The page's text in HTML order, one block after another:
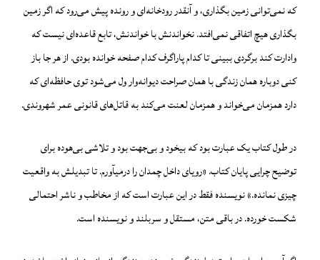
که نمی‌توانی زمین بگذاری، و آنقدر رودخانه‌ای و رونده پیش می‌رود که اگر زمین
بگذاری هیچ اتفاقی نمی‌افتد. نخواندنش با خواندنش، تابع قاعده‌ای نیست که
وادارت کند برگردی ببینی تا کدام پاراگرف کدام صفحه خوانده بودی. از هر جا باز
کنی دوباره همان زندگی با همان صراحت دیوانه‌وار ول می‌شود توی حافظه‌ای که
دارد همزمان می‌خواند و همزمان لعنت می‌کند به قاتل‌های قانونی عمر شهروندی.
در طول کتاب یک عبارت بود که بیخود و بی‌جهت بود و تلاشی بی‌هوده برای
توضیح چرایی پایان کتاب. «رویای داخل چمدان را درمیآورم. تا تبدیلش به واقعیت
چیزی نمانده.» نویسنده فقط در این عبارت است که از مخاطب و ناشر احتمالی
شکست خورده. در باقی متن، مستقل و سربلند و نویسنده است.